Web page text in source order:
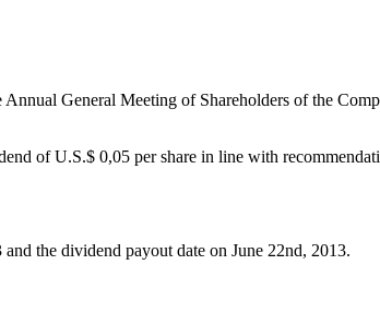
General Meeting of Shareholders of the
of U.S.$ 0,05 per share in line with
the dividend payout date on June 22nd, 2013.